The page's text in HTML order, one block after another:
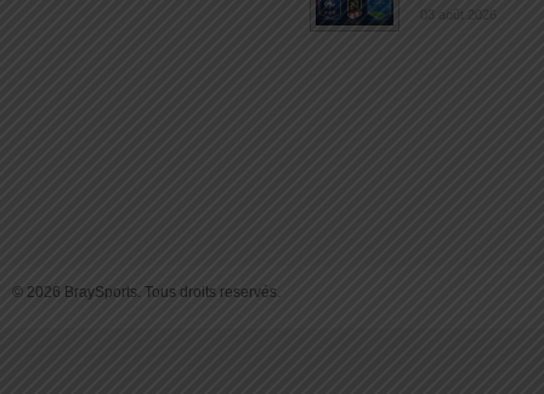
03 août 2026
© 2026 BraySports. Tous droits reservés.